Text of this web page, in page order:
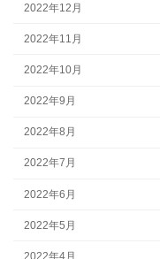
2022年12月
2022年11月
2022年10月
2022年9月
2022年8月
2022年7月
2022年6月
2022年5月
2022年4月